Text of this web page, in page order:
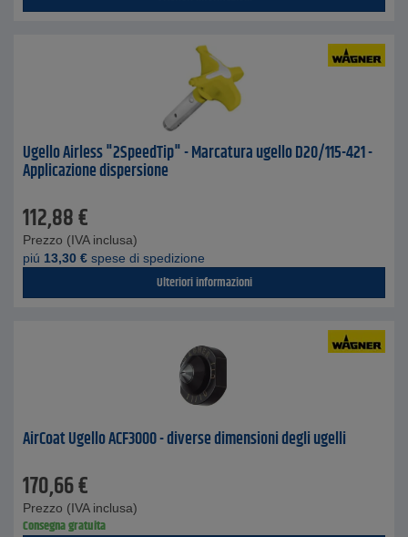
Ugello Airless "2SpeedTip" - Marcatura ugello D20/115-421 -
Applicazione dispersione
112,88€
Prezzo (IVA inclusa)
piú 13,30 € spese di spedizione
Ulteriori informazioni
AirCoat Ugello ACF3000 - diverse dimensioni degli ugelli
170,66€
Prezzo (IVA inclusa)
Consegna gratuita